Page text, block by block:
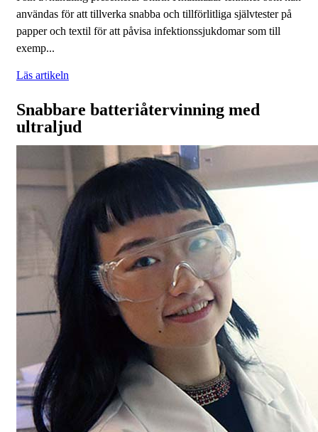
användas för att tillverka snabba och tillförlitliga självtester på
papper och textil för att påvisa infektionssjukdomar som till
exemp...
Läs artikeln
Snabbare batteriåtervinning med
ultraljud